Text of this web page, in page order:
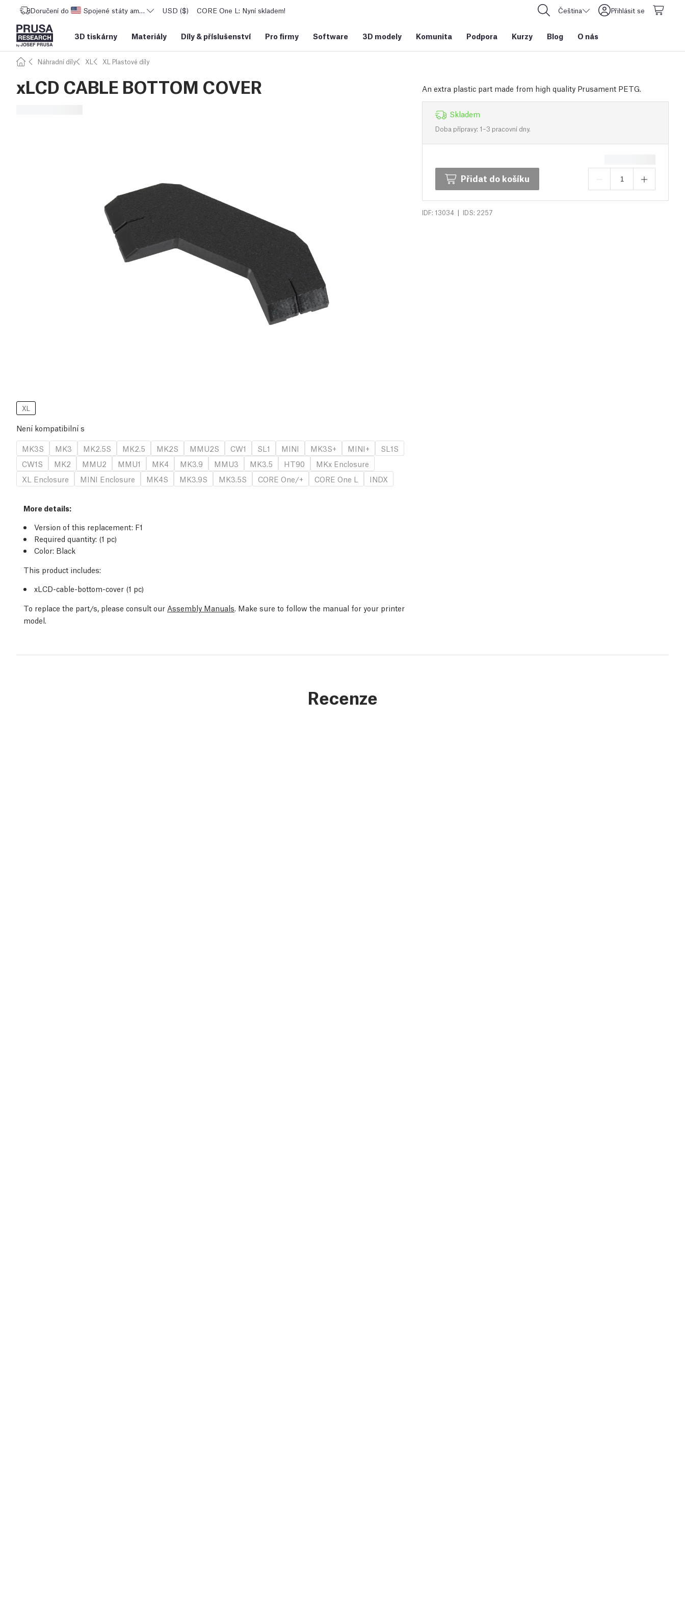
Doručení do Spojené státy americké USD ($) CORE One L: Nyní skladem! Čeština Přihlásit se
3D tiskárny Materiály Díly & příslušenství Pro firmy Software 3D modely Komunita Podpora Kurzy Blog O nás
Náhradní díly XL XL Plastové díly
xLCD CABLE BOTTOM COVER An extra plastic part made from high quality Prusament PETG.
Skladem
Doba přípravy: 1–3 pracovní dny.
Přidat do košíku
IDF: 13034 | IDS: 2257
XL
Není kompatibilní s
MK3S
MK3 MK2.5S MK2.5 MK2S MMU2S CW1 SL1 MINI MK3S+ MINI+
SL1S
CW1S
MK2 MMU2 MMU1 MK4 MK3.9 MMU3 MK3.5 HT90
MKx Enclosure
XL Enclosure
MINI Enclosure MK4S MK3.9S MK3.5S CORE One/+ CORE One L INDX
More details:
Version of this replacement: F1
Required quantity: (1 pc)
Color: Black
This product includes:
xLCD-cable-bottom-cover (1 pc)
To replace the part/s, please consult our Assembly Manuals. Make sure to follow the manual for your printer
model.
Recenze